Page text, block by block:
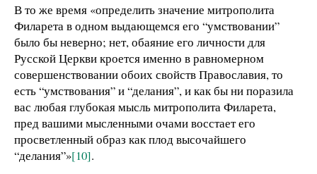
В то же время «определить значение митрополита
Филарета в одном выдающемся его “умствовании”
было бы неверно; нет, обаяние его личности для
Русской Церкви кроется именно в равномерном
совершенствовании обоих свойств Православия, то
есть “умствования” и “делания”, и как бы ни поразила
вас любая глубокая мысль митрополита Филарета,
пред вашими мысленными очами восстает его
просветленный образ как плод высочайшего
“делания”»[10].